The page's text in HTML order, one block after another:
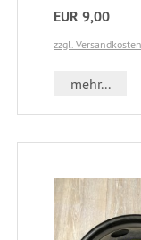
EUR 9,00
zzgl. Versandkosten
mehr...